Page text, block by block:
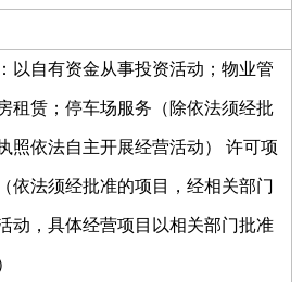
)
以自有资金从事投资活动；物业管
租赁；停车场服务（除依法须经批
照依法自主开展经营活动） 许可项
依法须经批准的项目，经相关部门
动，具体经营项目以相关部门批准